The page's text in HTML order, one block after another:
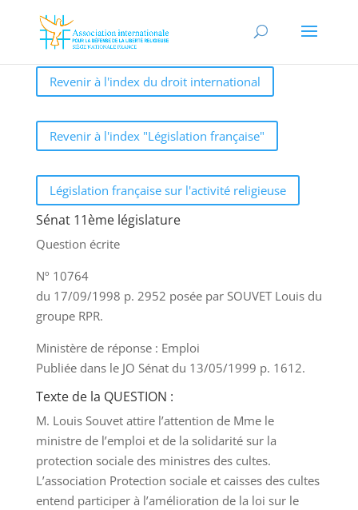
Revenir à l'index du droit international
Revenir à l'index "Législation française"
Législation française sur l'activité religieuse
Sénat 11ème législature
Question écrite
Nº 10764
du 17/09/1998 p. 2952 posée par SOUVET Louis du
groupe RPR.
Ministère de réponse : Emploi
Publiée dans le JO Sénat du 13/05/1999 p. 1612.
Texte de la QUESTION :
M. Louis Souvet attire l’attention de Mme le
ministre de l’emploi et de la solidarité sur la
protection sociale des ministres des cultes.
L’association Protection sociale et caisses des cultes
entend participer à l’amélioration de la loi sur le